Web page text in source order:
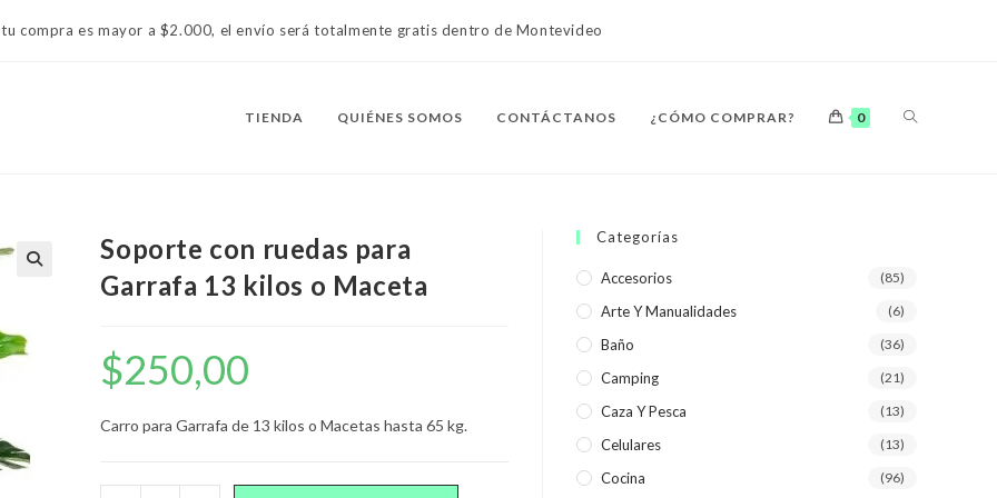
compra es mayor a $2.000, el envío será totalmente gratis dentro de Montevideo
TIENDA QUIÉNES SOMOS CONTÁCTANOS ¿CÓMO COMPRAR? 0 ALTERNAR
DE
LA
Soporte con ruedas para
Garrafa 13 kilos o Maceta
$250,00
Carro para Garrafa de 13 kilos o Macetas hasta 65 kg.
Categorías
Accesorios (85)
Arte Y Manualidades (6)
Baño (36)
Camping (21)
Caza Y Pesca (13)
Celulares (13)
Cocina (96)